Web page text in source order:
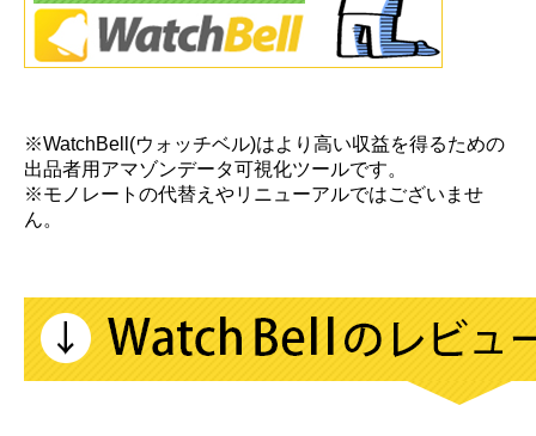
※WatchBell(ウォッチベル)はより高い収益を得るための
出品者用アマゾンデータ可視化ツールです。
※モノレートの代替えやリニューアルではございませ
ん。